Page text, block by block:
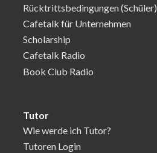
Rücktrittsbedingungen (Schüler)
Cafetalk für Unternehmen
Scholarship
Cafetalk Radio
Book Club Radio
Tutor
Wie werde ich Tutor?
Tutoren Login